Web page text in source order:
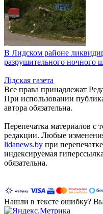
В Лидском районе
разрушительного ночного
Лiдская газета
Все права принадлежат
При использовании
автора обязательна.
Перепечатка материалов c
редакции. Любые
lidanews.by при
индексируемая
обязательна.
Нашли в тексте ошибку?